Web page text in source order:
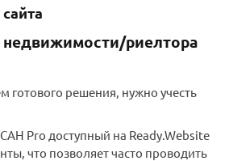
недвижимости/риелтора
готового решения, нужно учесть
Pro доступный на Ready.Website
что позволяет часто проводить